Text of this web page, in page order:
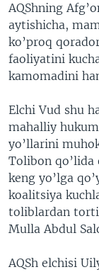
MULTIMEDIA
AMERIKA
XALQARO
MOBIL-SALOM!
VIDEO
XABARLAR
IJTIMOIY
FACEBOOK
INSTAGRAM
TELEGRAM
TWITTER
SOUNDCLOUD
INGLIZ TILI
Learning English
AQShning
aytishicha,
ko’proq
faoliyatini
kamomadini
Elchi Vud shu
mahalliy
yo’llarini
Tolibon
keng yo’lga
koalitsiya
toliblardan
Mulla Abdul
AQSh elchisi